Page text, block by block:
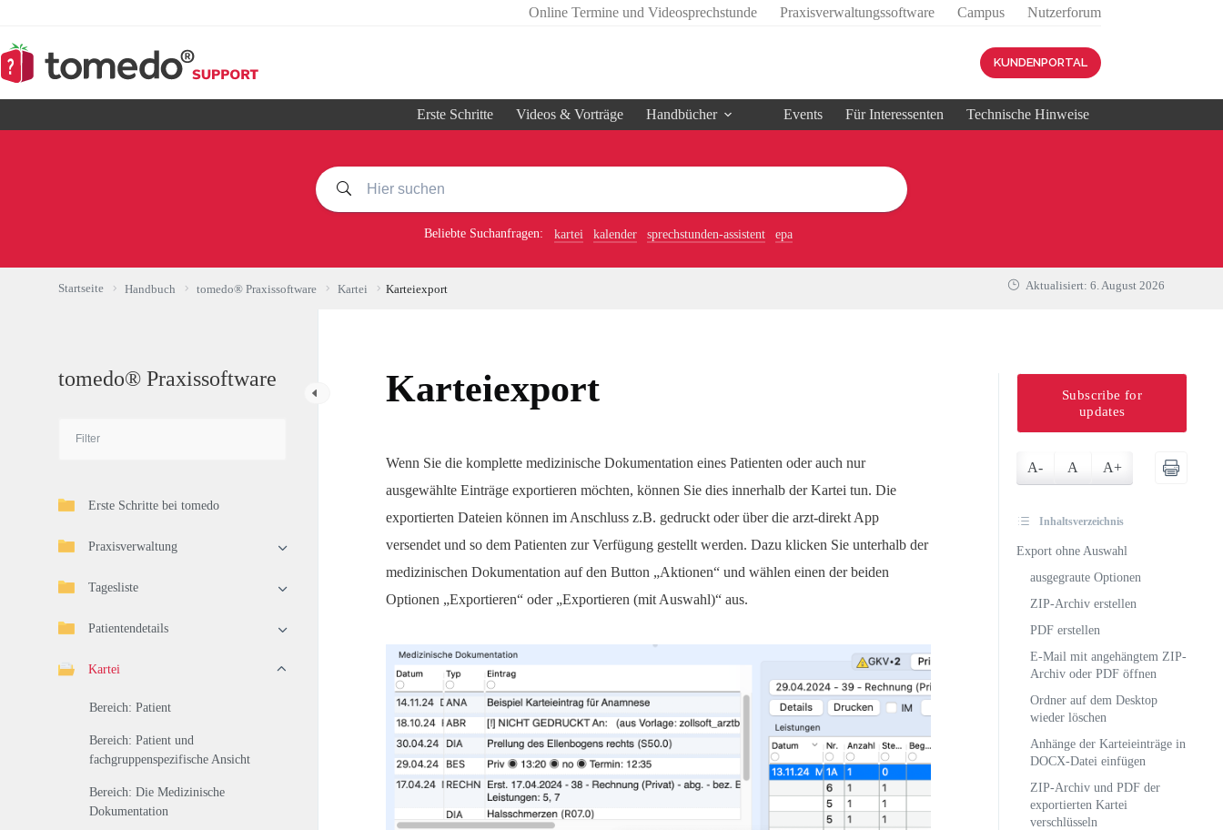
springen
Online Termine und Videosprechstunde Praxisverwaltungssoftware Campus Nutzerforum
KUNDENPORTAL
Erste Schritte Videos & Vorträge Handbücher Events Für Interessenten Technische Hinweise
Beliebte Suchanfragen: kartei kalender sprechstunden-assistent epa
Startseite Handbuch tomedo® Praxissoftware Kartei Karteiexport Aktualisiert: 6. August 2026
tomedo® Praxissoftware
Erste Schritte bei tomedo
Praxisverwaltung
Tagesliste
Patientendetails
Kartei
Bereich: Patient
Bereich: Patient und
fachgruppenspezifische Ansicht
Bereich: Die Medizinische
Dokumentation
Karteiexport
Wenn Sie die komplette medizinische Dokumentation eines Patienten oder auch nur
ausgewählte Einträge exportieren möchten, können Sie dies innerhalb der Kartei tun. Die
exportierten Dateien können im Anschluss z.B. gedruckt oder über die arzt-direkt App
versendet und so dem Patienten zur Verfügung gestellt werden. Dazu klicken Sie unterhalb der
medizinischen Dokumentation auf den Button „Aktionen“ und wählen einen der beiden
Optionen „Exportieren“ oder „Exportieren (mit Auswahl)“ aus.
Subscribe for
updates
A- A A+
Inhaltsverzeichnis
Export ohne Auswahl
ausgegraute Optionen
ZIP-Archiv erstellen
PDF erstellen
E-Mail mit angehängtem ZIP-
Archiv oder PDF öffnen
Ordner auf dem Desktop
wieder löschen
Anhänge der Karteieinträge in
DOCX-Datei einfügen
ZIP-Archiv und PDF der
exportierten Kartei
verschlüsseln